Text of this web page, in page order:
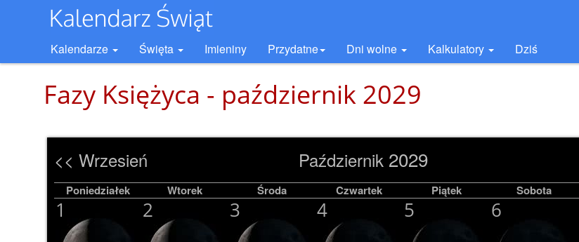
Kalendarze Święta Imieniny Przydatne Dni wolne Kalkulatory Dziś
Fazy Księżyca - październik 2029
<< Wrzesień Październik2029
Poniedziałek Wtorek Środa Czwartek Piątek Sobota
1 2 3 4 5 6